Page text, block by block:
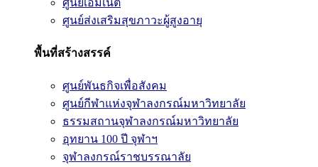
ศูนย์ส่งเสริมสุขภาวะผู้สูงอายุ
พื้นที่สร้างสรรค์
ศูนย์พันธกิจเพื่อสังคม
ศูนย์กีฬาแห่งจุฬาลงกรณ์มหาวิทยาลัย
ธรรมสถานจุฬาลงกรณ์มหาวิทยาลัย
อุทยาน 100 ปี จุฬาฯ
จุฬาลงกรณ์ราชบรรณาลัย